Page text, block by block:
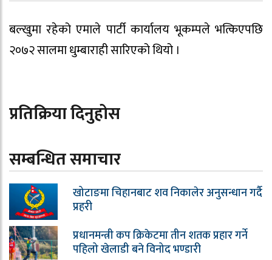
बल्खुमा रहेको एमाले पार्टी कार्यालय भूकम्पले भत्किएपछि
२०७२ सालमा धुम्बाराही सारिएको थियो ।
प्रतिक्रिया दिनुहोस
सम्बन्धित समाचार
खोटाङमा चिहानबाट शव निकालेर अनुसन्धान गर्दै
प्रहरी
प्रधानमन्त्री कप क्रिकेटमा तीन शतक प्रहार गर्ने
पहिलो खेलाडी बने विनोद भण्डारी